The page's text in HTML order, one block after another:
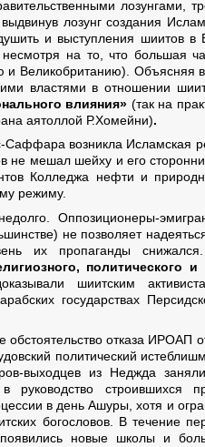
лозунгами,
выдвинув лозунг создания
и выступления шиитов в
несмотря на то, что большая
Великобританию). Объясняя
властями в отношении
влияния» (так на
аятоллой Р.Хомейни).
возникла Исламская
не мешал шейху и его
Колледжа нефти и
режиму.
Оппозиционеры-
не позволяет
их пропаганды
политического
шиитским
государствах
обстоятельство отказа ИРОАП
политический
выходцев из Неджда
руководство
в день Ашуры, хотя и
богословов. В течение
новые школы и